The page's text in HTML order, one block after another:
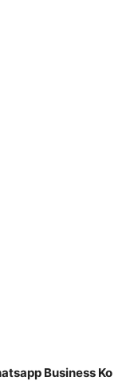
Business Ko